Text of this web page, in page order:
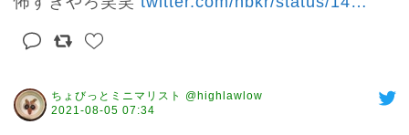
ちょびっとミニマリスト @highlawlow
2021-08-05 07:34